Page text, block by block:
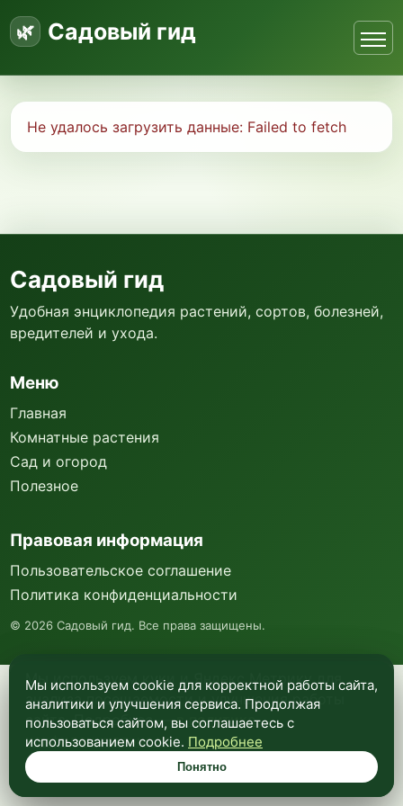
Садовый гид
Не удалось загрузить данные: Failed to fetch
Мы используем куки и Яндекс Метрику для
анализа посещаемости и улучшения работы
сайта. Подробнее —в политике
конфиденциальности.
Понятно
Садовый гид
Удобная энциклопедия растений, сортов, болезней,
вредителей и ухода.
Меню
Главная
Комнатные растения
Сад и огород
Полезное
Правовая информация
Пользовательское соглашение
Политика конфиденциальности
© 2026 Садовый гид. Все права защищены.
Мы используем cookie для корректной работы сайта,
аналитики и улучшения сервиса. Продолжая
пользоваться сайтом, вы соглашаетесь с
использованием cookie. Подробнее
Понятно